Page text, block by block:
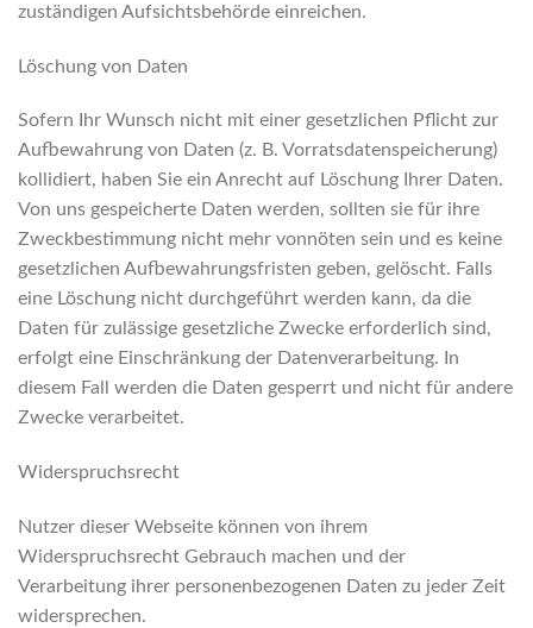
zuständigen Aufsichtsbehörde einreichen.
Löschung von Daten
Sofern Ihr Wunsch nicht mit einer gesetzlichen Pflicht zur
Aufbewahrung von Daten (z. B. Vorratsdatenspeicherung)
kollidiert, haben Sie ein Anrecht auf Löschung Ihrer Daten.
Von uns gespeicherte Daten werden, sollten sie für ihre
Zweckbestimmung nicht mehr vonnöten sein und es keine
gesetzlichen Aufbewahrungsfristen geben, gelöscht. Falls
eine Löschung nicht durchgeführt werden kann, da die
Daten für zulässige gesetzliche Zwecke erforderlich sind,
erfolgt eine Einschränkung der Datenverarbeitung. In
diesem Fall werden die Daten gesperrt und nicht für andere
Zwecke verarbeitet.
Widerspruchsrecht
Nutzer dieser Webseite können von ihrem
Widerspruchsrecht Gebrauch machen und der
Verarbeitung ihrer personenbezogenen Daten zu jeder Zeit
widersprechen.